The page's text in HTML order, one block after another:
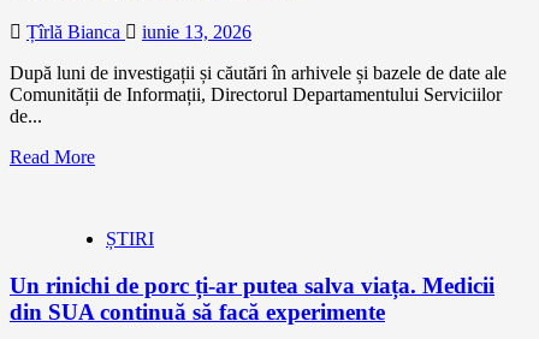
Țîrlă Bianca
iunie 13, 2026
După luni de investigații și căutări în arhivele și bazele de date ale
Comunității de Informații, Directorul Departamentului Serviciilor
de...
Read More
ȘTIRI
Un rinichi de porc ți-ar putea salva viața. Medicii
din SUA continuă să facă experimente